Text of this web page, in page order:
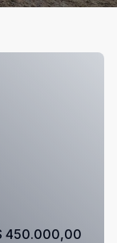
450.000,00